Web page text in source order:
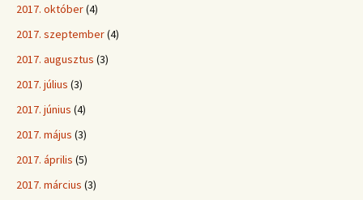
2017. október(4)
2017. szeptember(4)
2017. augusztus (3)
2017. július (3)
2017. június (4)
2017. május (3)
2017. április (5)
2017. március (3)